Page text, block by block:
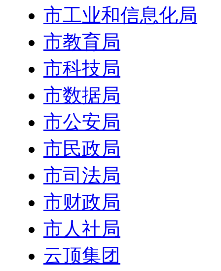
市工业和信息化局
市教育局
市科技局
市数据局
市公安局
市民政局
市司法局
市财政局
市人社局
云顶集团